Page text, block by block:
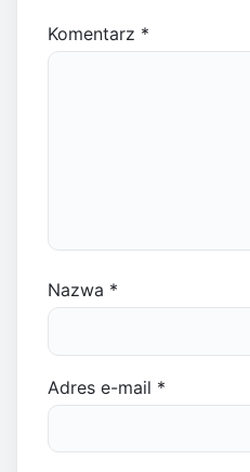
Komentarz *
Nazwa *
Adres e-mail *